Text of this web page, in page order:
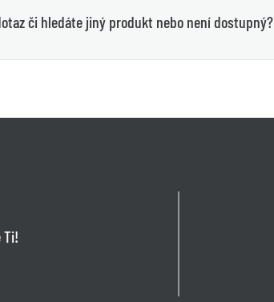
či hledáte jiný produkt nebo není dostupný?
Ti!